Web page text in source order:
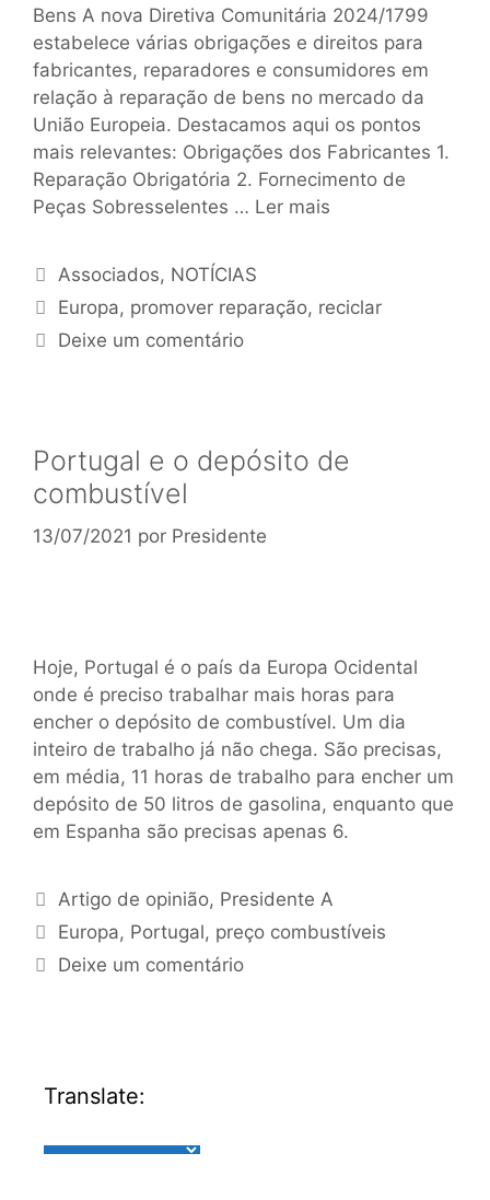
Bens A nova Diretiva Comunitária 2024/1799
estabelece várias obrigações e direitos para
fabricantes, reparadores e consumidores em
relação à reparação de bens no mercado da
União Europeia. Destacamos aqui os pontos
mais relevantes: Obrigações dos Fabricantes 1.
Reparação Obrigatória 2. Fornecimento de
Peças Sobresselentes … Ler mais
Associados, NOTÍCIAS
Europa, promover reparação, reciclar
Deixe um comentário
Portugal e o depósito de
combustível
13/07/2021 por Presidente
Hoje, Portugal é o país da Europa Ocidental
onde é preciso trabalhar mais horas para
encher o depósito de combustível. Um dia
inteiro de trabalho já não chega. São precisas,
em média, 11 horas de trabalho para encher um
depósito de 50 litros de gasolina, enquanto que
em Espanha são precisas apenas 6.
Artigo de opinião, Presidente A
Europa, Portugal, preço combustíveis
Deixe um comentário
Translate: